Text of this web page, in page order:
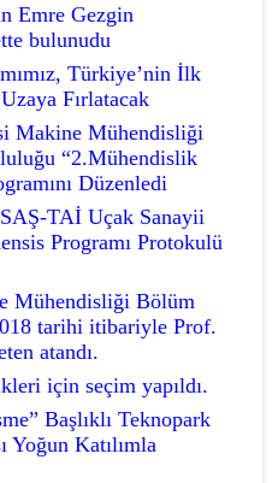
Emre Gezgin
bulunudu
Türkiye’nin İlk
Fırlatacak
Makine Mühendisliği
“2.Mühendislik
Düzenledi
TAİ Uçak Sanayii
Programı Protokulü
Mühendisliği Bölüm
tarihi itibariyle Prof.
atandı.
için seçim yapıldı.
Başlıklı Teknopark
Yoğun Katılımla